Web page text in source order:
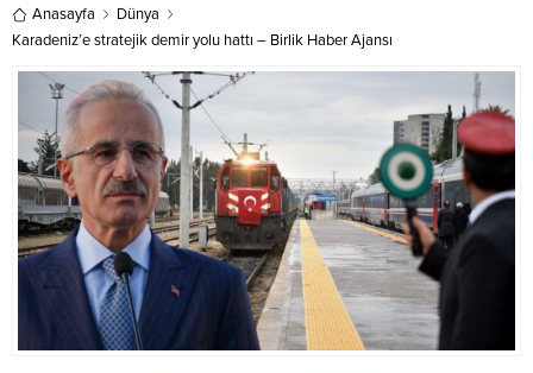
Anasayfa
Dünya
Karadeniz’e stratejik demir yolu hattı – Birlik Haber Ajansı